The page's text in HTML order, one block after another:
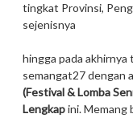
tingkat Provinsi,
sejenisnya
hingga pada
semangat27 dengan
(Festival & Lomba
Lengkapini. Memang